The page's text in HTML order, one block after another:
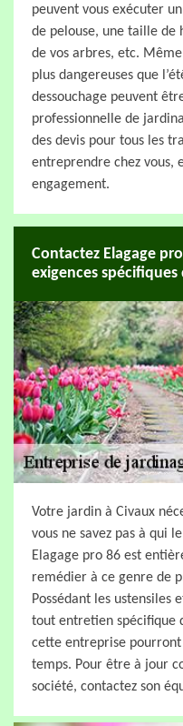
peuvent vous exécuter
de pelouse, une taille de
de vos arbres, etc.
plus dangereuses que
dessouchage peuvent
professionnelle de
des devis pour tous les
entreprendre chez vous,
engagement.
Contactez Elagage
exigences
Votre jardin à Civaux
vous ne savez pas à qui
Elagage pro 86 est
remédier à ce genre de
Possédant les ustensiles
tout entretien spécifique
cette entreprise
temps. Pour être à jour
société, contactez son